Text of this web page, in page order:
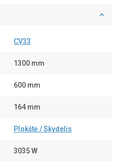
CV33
1300 mm
600 mm
164 mm
Plokštė / Skydelis
3035 W